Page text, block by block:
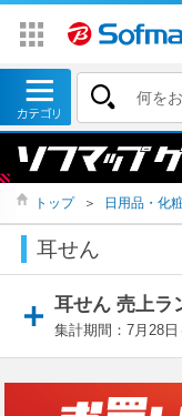
トップ ＞ 日用品・化
耳せん
耳せん 売上ラ
集計期間：7月28日